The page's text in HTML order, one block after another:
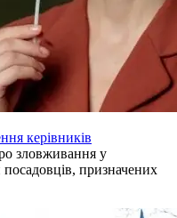
керівників
зловживання у
посадовців, призначених